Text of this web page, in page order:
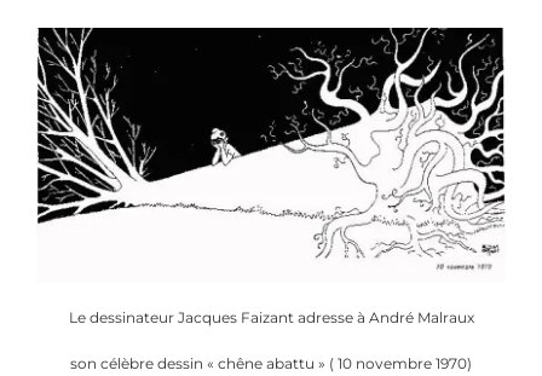
Le dessinateur Jacques Faizant adresse à André Malraux
son célèbre dessin « chêne abattu » ( 10 novembre 1970)